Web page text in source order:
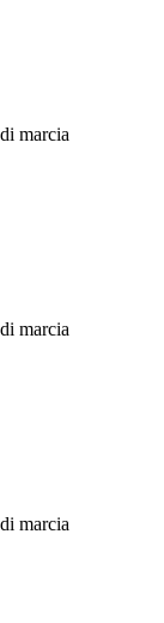
marcia
marcia
marcia